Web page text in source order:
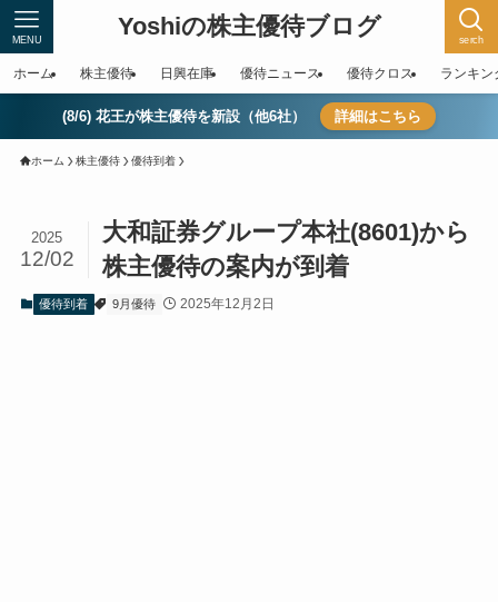
Yoshiの株主優待ブログ serch
MENU
ホーム 株主優待 日興在庫 優待ニュース 優待クロス ランキン
(8/6) 花王が株主優待を新設（他6社） 詳細はこちら
ホーム 株主優待 優待到着
大和証券グループ本社(8601)から
株主優待の案内が到着
2025
12/02
優待到着 9月優待 2025年12月2日